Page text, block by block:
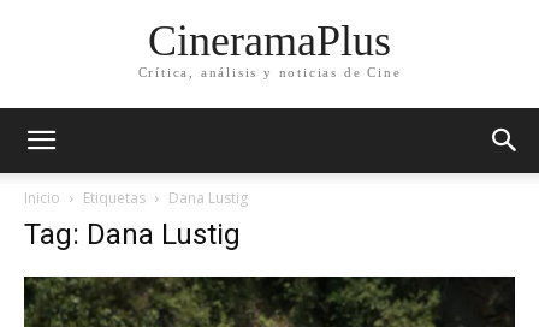
CineramaPlus
Crítica, análisis y noticias de Cine
Inicio Etiquetas Dana Lustig
Tag: Dana Lustig